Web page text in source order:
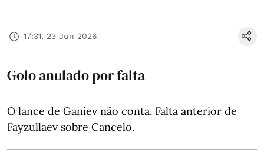
17:31, 23 Jun 2026
Golo anulado por falta
O lance de Ganiev não conta. Falta anterior de
Fayzullaev sobre Cancelo.